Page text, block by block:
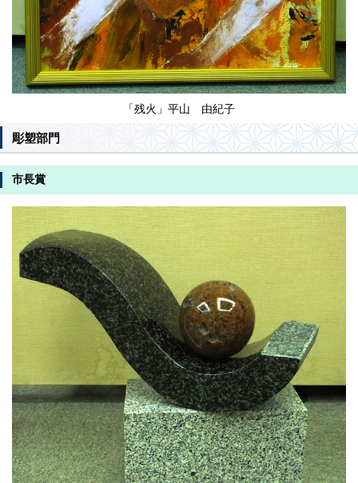
「残火」平山 由紀子
彫塑部門
市長賞